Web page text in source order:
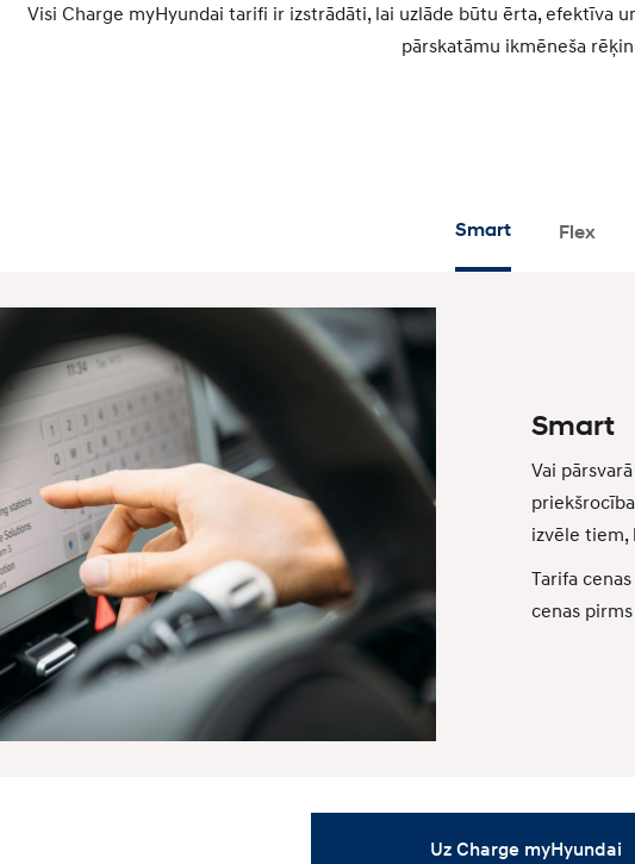
Visi Charge myHyundai tarifi ir izstrādāti, lai uzlāde būtu ērta, efektīva
pārskatāmu ikmēneša
Smart Flex
Smart
Vai
izvēle tiem,
Tarifa
cenas
Uz Charge myHyundai